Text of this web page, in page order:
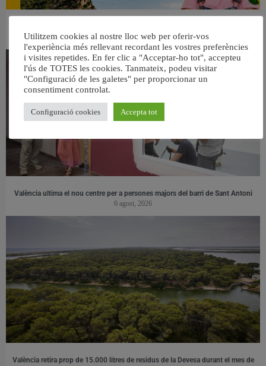
31 juliol, 2026
València ultima el nou centre per a persones majors del barri de Sant Antoni
6 agost, 2026
València retira prop de 15.000 litres de residus de la Devesa durant el mes de
Utilitzem cookies al nostre lloc web per oferir-vos
l'experiència més rellevant recordant les vostres preferències
i visites repetides. En fer clic a "Acceptar-ho tot", accepteu
l'ús de TOTES les cookies. Tanmateix, podeu visitar
"Configuració de les galetes" per proporcionar un
consentiment controlat.
Configuració cookies Accepta tot